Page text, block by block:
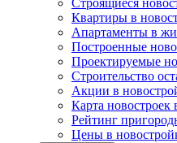
Строящиеся
Квартиры в
Апартаменты в
Построенные
Проектируемые
Строительство
Акции в
Карта новостроек
Рейтинг
Цены в